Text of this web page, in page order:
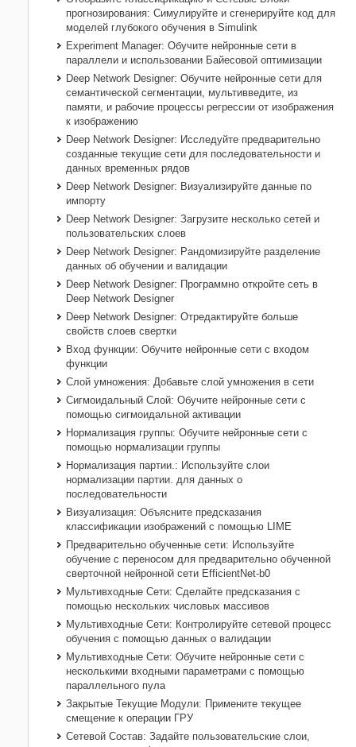
прогнозирования: Симулируйте и сгенерируйте код для
моделей глубокого обучения в Simulink
Experiment Manager: Обучите нейронные сети в
параллели и использовании Байесовой оптимизации
Deep Network Designer: Обучите нейронные сети для
семантической сегментации, мультивведите, из
памяти, и рабочие процессы регрессии от изображения
к изображению
Deep Network Designer: Исследуйте предварительно
созданные текущие сети для последовательности и
данных временных рядов
Deep Network Designer: Визуализируйте данные по
импорту
Deep Network Designer: Загрузите несколько сетей и
пользовательских слоев
Deep Network Designer: Рандомизируйте разделение
данных об обучении и валидации
Deep Network Designer: Программно откройте сеть в
Deep Network Designer
Deep Network Designer: Отредактируйте больше
свойств слоев свертки
Вход функции: Обучите нейронные сети с входом
функции
Слой умножения: Добавьте слой умножения в сети
Сигмоидальный Слой: Обучите нейронные сети с
помощью сигмоидальной активации
Нормализация группы: Обучите нейронные сети с
помощью нормализации группы
Нормализация партии.: Используйте слои
нормализации партии. для данных о
последовательности
Визуализация: Объясните предсказания
классификации изображений с помощью LIME
Предварительно обученные сети: Используйте
обучение с переносом для предварительно обученной
сверточной нейронной сети EfficientNet-b0
Мультивходные Сети: Сделайте предсказания с
помощью нескольких числовых массивов
Мультивходные Сети: Контролируйте сетевой процесс
обучения с помощью данных о валидации
Мультивходные Сети: Обучите нейронные сети с
несколькими входными параметрами с помощью
параллельного пула
Закрытые Текущие Модули: Примените текущее
смещение к операции ГРУ
Сетевой Состав: Задайте пользовательские слои,